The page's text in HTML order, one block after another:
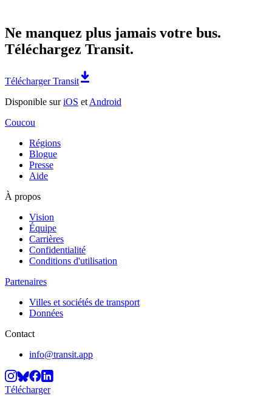
Ne manquez plus jamais votre bus.
Téléchargez Transit.
Télécharger Transit
Disponible suriOS et Android
Coucou
Régions
Blogue
Presse
Aide
À propos
Vision
Équipe
Carrières
Confidentialité
Conditions d'utilisation
Partenaires
Villes et sociétés de transport
Données
Contact
info@transit.app
Télécharger